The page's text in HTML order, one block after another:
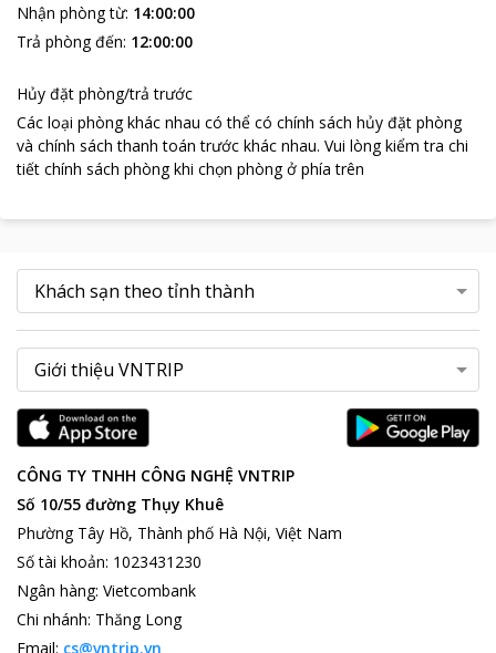
Nhận phòng từ: 14:00:00
Trả phòng đến: 12:00:00
Hủy đặt phòng/trả trước
Các loại phòng khác nhau có thể có chính sách hủy đặt phòng
và chính sách thanh toán trước khác nhau. Vui lòng kiểm tra chi
tiết chính sách phòng khi chọn phòng ở phía trên
CÔNG TY TNHH CÔNG NGHỆ VNTRIP
Số 10/55 đường Thụy Khuê
Phường Tây Hồ, Thành phố Hà Nội, Việt Nam
Số tài khoản: 1023431230
Ngân hàng: Vietcombank
Chi nhánh: Thăng Long
Email: cs@vntrip.vn